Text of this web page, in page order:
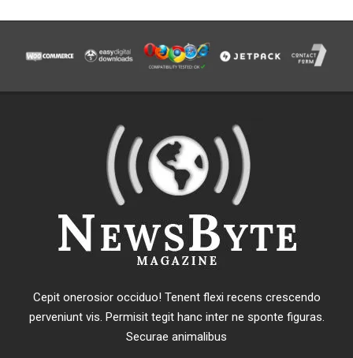
Cepit onerosior occiduo! Tenent flexi recens crescendo
perveniunt vis. Permisit tegit hanc inter ne sponte figuras.
Securae animalibus